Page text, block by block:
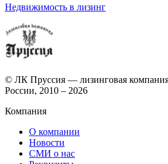
Недвижимость в лизинг
© ЛК Пруссия — лизинговая
России, 2010 – 2026
Компания
О компании
Новости
СМИ о нас